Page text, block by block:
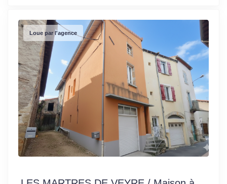
Loue par l'agence